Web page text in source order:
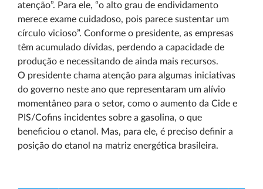
atenção”. Para ele, “o alto grau de endividamento
merece exame cuidadoso, pois parece sustentar um
círculo vicioso”. Conforme o presidente, as empresas
têm acumulado dívidas, perdendo a capacidade de
produção e necessitando de ainda mais recursos.
O presidente chama atenção para algumas iniciativas
do governo neste ano que representaram um alívio
momentâneo para o setor, como o aumento da Cide e
PIS/Cofins incidentes sobre a gasolina, o que
beneficiou o etanol. Mas, para ele, é preciso definir a
posição do etanol na matriz energética brasileira.